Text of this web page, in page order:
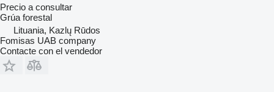
Precio a consultar
Grúa forestal
Lituania, Kazlų Rūdos
Fomisas UAB company
Contacte con el vendedor